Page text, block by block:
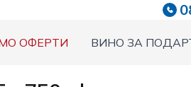
ОФЕРТИ
ВИНО ЗА